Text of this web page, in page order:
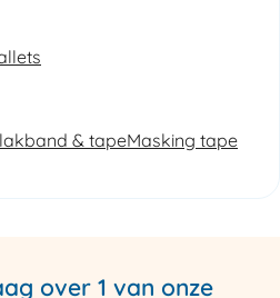
& tapeMasking tape
over 1 van onze